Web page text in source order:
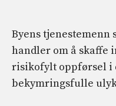
Byens
handler om å skaffe
risikofylt oppførsel i
bekymringsfulle